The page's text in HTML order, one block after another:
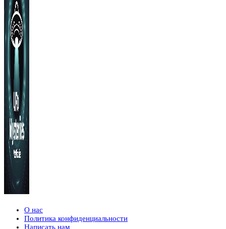
О нас
Политика конфиденциальности
Написать нам